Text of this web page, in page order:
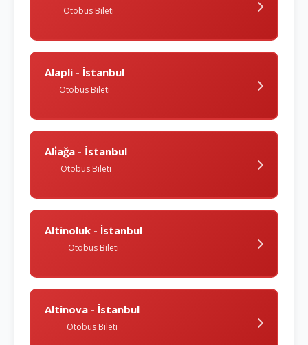
Otobüs Bileti
Alapli - İstanbul
Otobüs Bileti
Ali̇ağa - İstanbul
Otobüs Bileti
Altinoluk - İstanbul
Otobüs Bileti
Altinova - İstanbul
Otobüs Bileti